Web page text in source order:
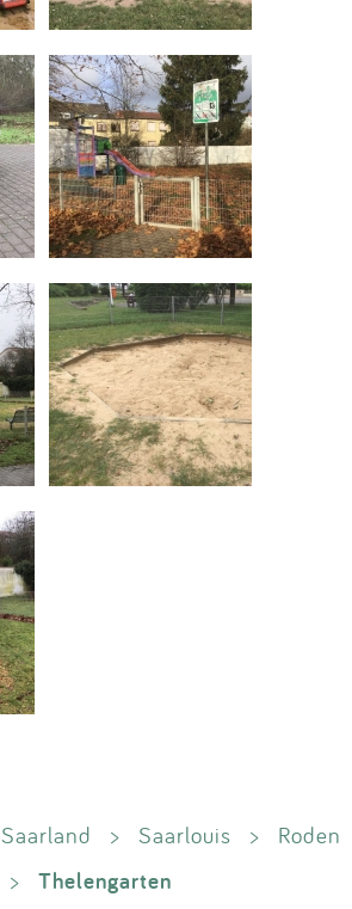
Saarland > Saarlouis >
Roden
>
Thelengarten